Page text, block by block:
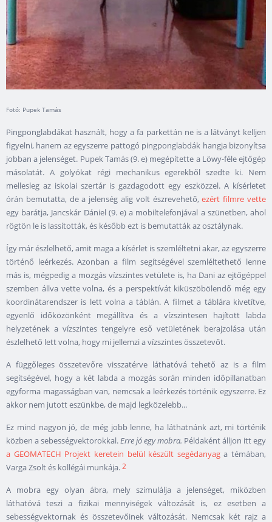
Fotó: Pupek Tamás
Pingponglabdákat használt, hogy a fa parkettán ne is a látványt kelljen
figyelni, hanem az egyszerre pattogó pingponglabdák hangja bizonyítsa
jobban a jelenséget. Pupek Tamás (9. e) megépítette a Löwy-féle ejtőgép
másolatát. A golyókat régi mechanikus egerekből szedte ki. Nem
mellesleg az iskolai szertár is gazdagodott egy eszközzel. A kísérletet
órán bemutatta, de a jelenség alig volt észrevehető,ezért filmre vette
egy barátja, Jancskár Dániel (9. e) a mobiltelefonjával a szünetben, ahol
rögtön le is lassították, és később ezt is bemutatták az osztálynak.
Így már észlelhető, amit maga a kísérlet is szemléltetni akar, az egyszerre
történő leérkezés. Azonban a film segítségével szemléltethető lenne
más is, mégpedig a mozgás vízszintes vetülete is, ha Dani az ejtőgéppel
szemben állva vette volna, és a perspektívát kiküszöbölendő még egy
koordinátarendszer is lett volna a táblán. A filmet a táblára kivetítve,
egyenlő időközönként megállítva és a vízszintesen hajított labda
helyzetének a vízszintes tengelyre eső vetületének berajzolása után
észlelhető lett volna, hogy mi jellemzi a vízszintes összetevőt.
A függőleges összetevőre visszatérve láthatóvá tehető az is a film
segítségével, hogy a két labda a mozgás során minden időpillanatban
egyforma magasságban van, nemcsak a leérkezés történik egyszerre. Ez
akkor nem jutott eszünkbe, de majd legközelebb...
Ez mind nagyon jó, de még jobb lenne, ha láthatnánk azt, mi történik
közben a sebességvektorokkal.Erre jó egy mobra. Példaként álljon itt egy
a GEOMATECH Projekt keretein belül készült segédanyaga témában,
Varga Zsolt és kollégái munkája. 2
A mobra egy olyan ábra, mely szimulálja a jelenséget, miközben
láthatóvá teszi a fizikai mennyiségek változását is, ez esetben a
sebességvektornak és összetevőinek változását. Nemcsak két rajz a